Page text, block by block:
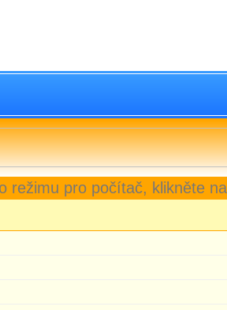
režimu pro počítač, klikněte